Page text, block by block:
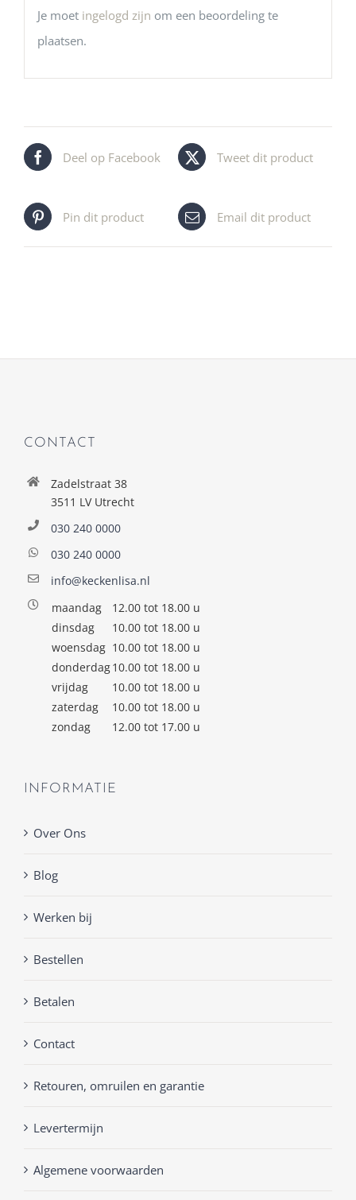
Je moet ingelogd zijn om een beoordeling te
plaatsen.
Deel op Facebook Tweet dit product
Pin dit product Email dit product
CONTACT
Zadelstraat 38
3511 LV Utrecht
030 240 0000
030 240 0000
info@keckenlisa.nl
maandag
12.00 tot 18.00 u
dinsdag
10.00 tot 18.00 u
woensdag 10.00 tot 18.00 u
donderdag10.00 tot 18.00 u
vrijdag
10.00 tot 18.00 u
zaterdag
10.00 tot 18.00 u
zondag
12.00 tot 17.00 u
INFORMATIE
Over Ons
Blog
Werken bij
Bestellen
Betalen
Contact
Retouren, omruilen en garantie
Levertermijn
Algemene voorwaarden